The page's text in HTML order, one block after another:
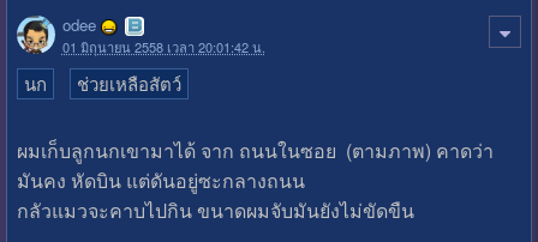
odee
01 มิถุนายน 2558 เวลา 20:01:42 น.
นก ช่วยเหลือสัตว์
ผมเก็บลูกนกเขามาได้ จาก ถนนในซอย (ตามภาพ) คาดว่า
มันคง หัดบิน แต่ดันอยู่ซะกลางถนน
กลัวแมวจะคาบไปกิน ขนาดผมจับมันยังไม่ขัดขืน